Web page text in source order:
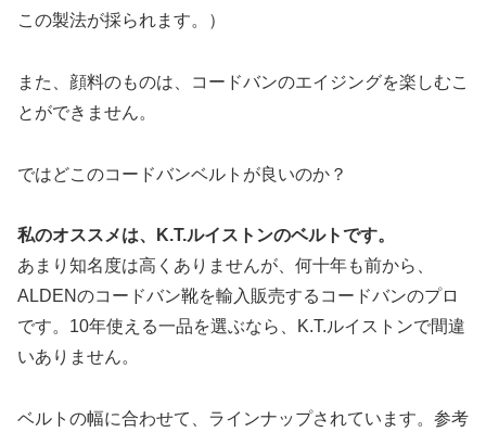
この製法が採られます。）
また、顔料のものは、コードバンのエイジングを楽しむこ
とができません。
ではどこのコードバンベルトが良いのか？
私のオススメは、K.T.ルイストンのベルトです。
あまり知名度は高くありませんが、何十年も前から、
ALDENのコードバン靴を輸入販売するコードバンのプロ
です。10年使える一品を選ぶなら、K.T.ルイストンで間違
いありません。
ベルトの幅に合わせて、ラインナップされています。参考